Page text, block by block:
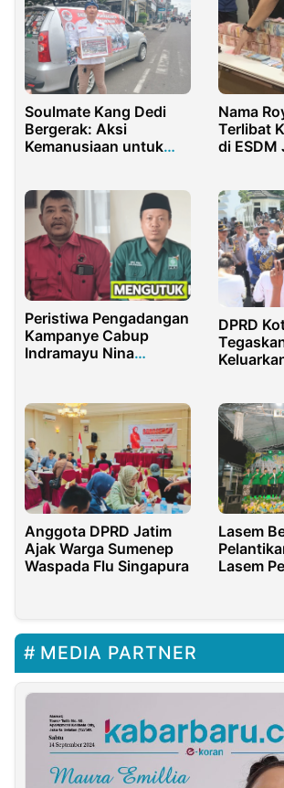
Soulmate Kang Dedi
Bergerak: Aksi
Kemanusiaan untuk
Nama
Terlibat
di ESDM
Peristiwa Pengadangan
Kampanye Cabup
Indramayu Nina
PKB Imbau Kader Tidak
Terpancing
DPRD
PBB-P2
Anggota DPRD Jatim
Ajak Warga Sumenep
Waspada Flu Singapura
Lasem
Lasem
MEDIA PARTNER